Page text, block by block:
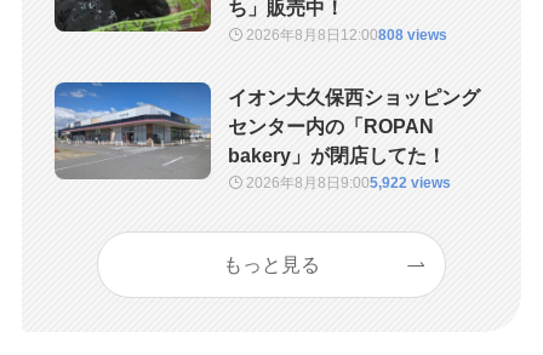
ち」販売中！
2026年8月8日 12:00808 views
イオン大久保西ショッピング
センター内の「ROPAN
bakery」が閉店してた！
2026年8月8日9:005,922 views
もっと見る